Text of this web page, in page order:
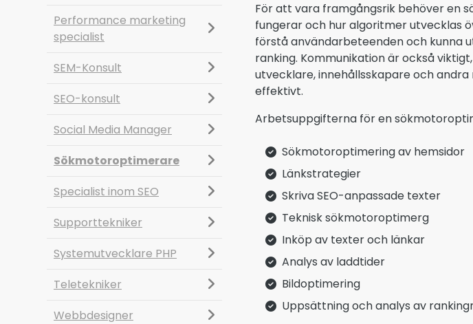
Performance marketing
specialist
SEM-Konsult
SEO-konsult
Social Media Manager
Sökmotoroptimerare
Specialist inom SEO
Supporttekniker
Systemutvecklare PHP
Teletekniker
Webbdesigner
För att vara framgångsrik behöver en
fungerar och hur algoritmer utvecklas
förstå användarbeteenden och kunna
ranking. Kommunikation är också
utvecklare, innehållsskapare och
effektivt.
Arbetsuppgifterna för en
Sökmotoroptimering av hemsidor
Länkstrategier
Skriva SEO-anpassade texter
Teknisk sökmotoroptimerg
Inköp av texter och länkar
Analys av laddtider
Bildoptimering
Uppsättning och analys av